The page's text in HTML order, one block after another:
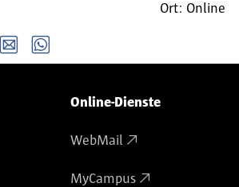
Ort: Online
email Whatsapp
Online-Dienste
WebMail
MyCampus